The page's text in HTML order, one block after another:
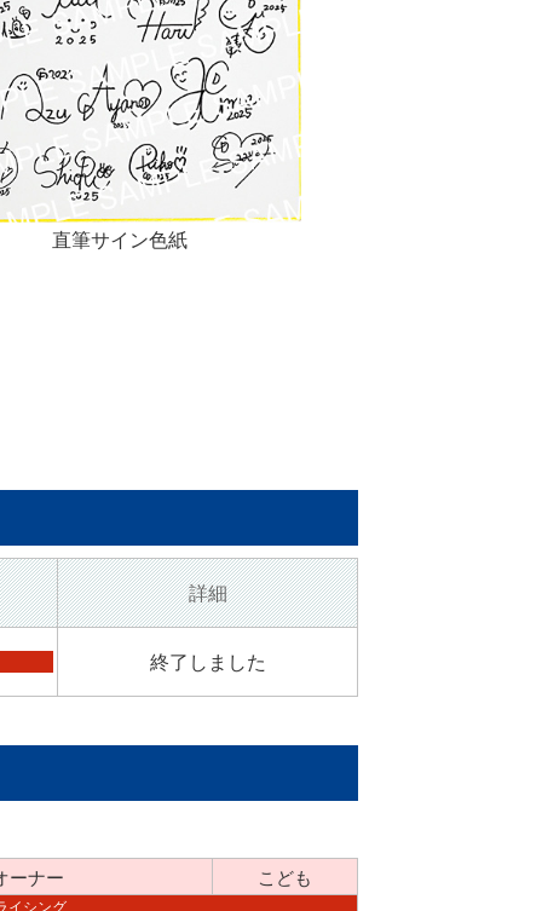
直筆サイン色紙
詳細
終了しました
ーナー こども
イシング